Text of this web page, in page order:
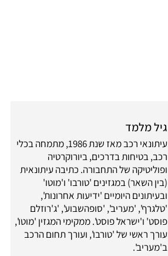
גיל מלמד
עיתונאי רכב מאז שנת 1986, מתמחה בכלי
רכב, בטיחות בדרכים, ביורוקרטיה
ופוליטיקה של התחבורה. כתיבה עיתונאית
(בין השאר) במגזינים 'טורבו' ו'מוטו'
ובעיתונים היומיים 'ידיעות אחרונות',
'טלגרף', 'מעריב', 'סופהשבוע', 'ג'רוזלם
פוסט' ו'ישראל פוסט'. ממקימי המגזין 'מוטו',
עורך ראשי של 'טורבו', ועורך תחום הרכב
ב'מעריב'.